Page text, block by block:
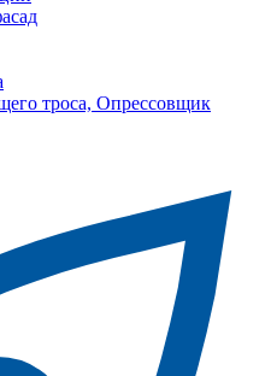
троса, Опрессовщик